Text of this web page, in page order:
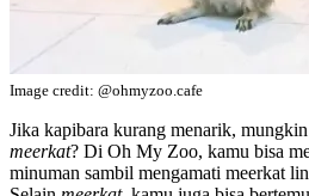
Image credit: @ohmyzoo.cafe
Jika kapibara kurang menarik,
meerkat? Di Oh My Zoo, kamu bisa
minuman sambil mengamati meerkat